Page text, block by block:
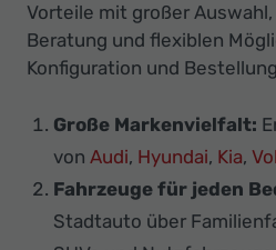
Vorteile mit großer
Beratung und flexiblen
Konfiguration und
Große Markenvielfalt:
von Audi, Hyundai, Kia,
Fahrzeuge für jeden
Stadtauto über